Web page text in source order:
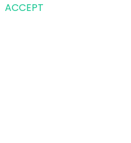
ACCEPT